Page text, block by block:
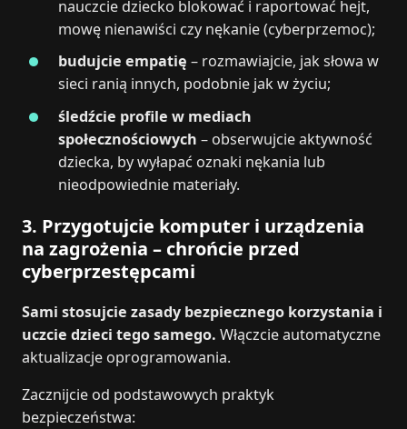
nauczcie dziecko blokować i raportować hejt,
mowę nienawiści czy nękanie (cyberprzemoc);
budujcie empatię – rozmawiajcie, jak słowa w
sieci ranią innych, podobnie jak w życiu;
śledźcie profile w mediach
społecznościowych – obserwujcie aktywność
dziecka, by wyłapać oznaki nękania lub
nieodpowiednie materiały.
3. Przygotujcie komputer i urządzenia
na zagrożenia – chrońcie przed
cyberprzestępcami
Sami stosujcie zasady bezpiecznego korzystania i
uczcie dzieci tego samego. Włączcie automatyczne
aktualizacje oprogramowania.
Zacznijcie od podstawowych praktyk
bezpieczeństwa: